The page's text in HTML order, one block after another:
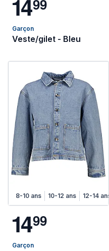
1499
Garçon
Veste/gilet - Bleu
8-10 ans 10-12 ans 12-14 ans
1499
Garçon